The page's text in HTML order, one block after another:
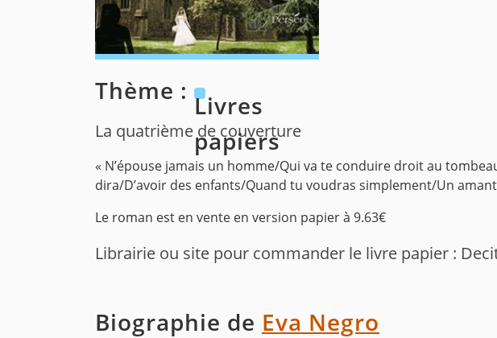
Thème : Livres
papiers
La quatrième de couverture
« N’épouse jamais un homme/Qui va te conduire droit au
dira/D’avoir des enfants/Quand tu voudras simplement/Un
Le roman est en vente en version papier à 9.63€
Librairie ou site pour commander le livre papier :
Biographie de Eva Negro